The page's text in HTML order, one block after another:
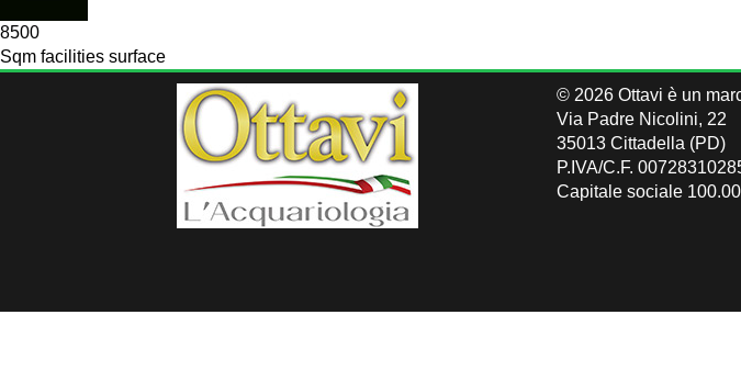
8500
Sqm facilities surface
© 2026 Ottavi è un
Via Padre Nicolini, 22
35013 Cittadella (PD)
P.IVA/C.F.
Capitale sociale